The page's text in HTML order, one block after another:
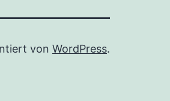
von WordPress.